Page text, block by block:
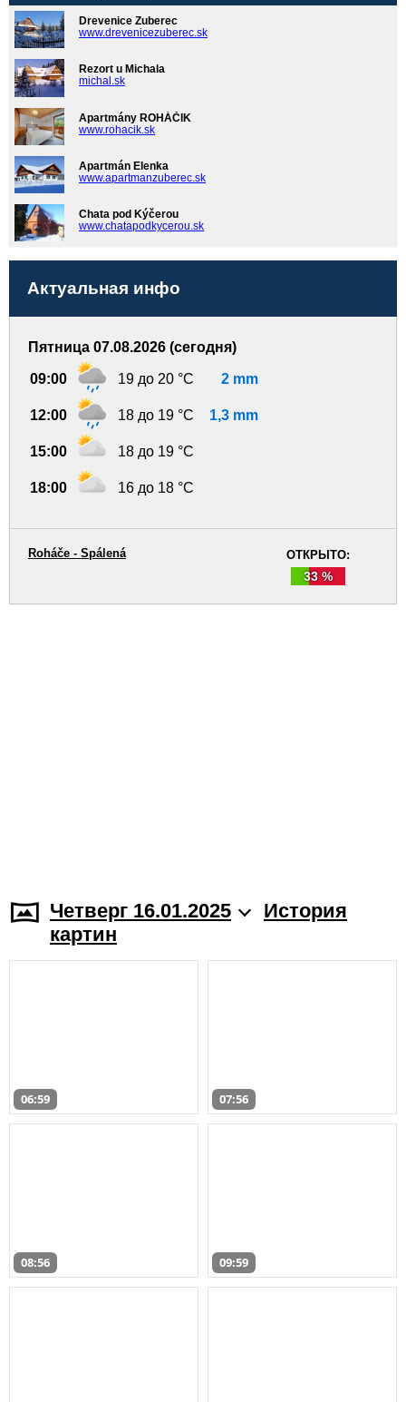
Drevenice Zuberec
www.drevenicezuberec.sk
Rezort u Michala
michal.sk
Apartmány ROHÁČIK
www.rohacik.sk
Apartmán Elenka
www.apartmanzuberec.sk
Chata pod Kýčerou
www.chatapodkycerou.sk
Актуальная инфо
Пятница 07.08.2026 (сегодня)
09:00 19 до 20 °C 2 mm
12:00 18 до 19 °C 1,3 mm
15:00 18 до 19 °C
18:00 16 до 18 °C
ОТКРЫТО:
33 %
Roháče - Spálená
Четверг 16.01.2025
История
картин
06:59 07:56
08:56 09:59